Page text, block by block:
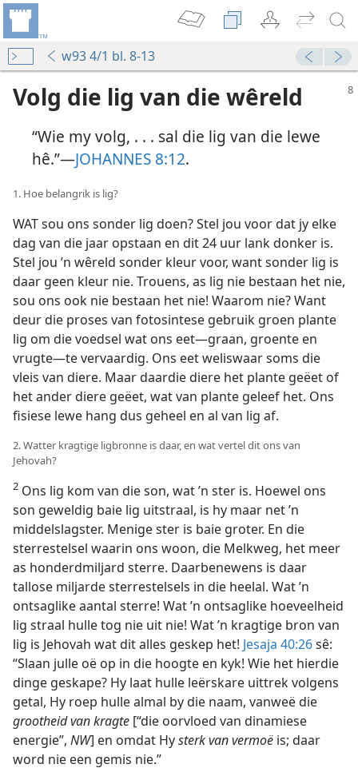
w93 4/1 bl. 8-13
Volg die lig van die wêreld
“Wie my volg, . . . sal die lig van die lewe
hê.”—JOHANNES 8:12.
1. Hoe belangrik is lig?
WAT sou ons sonder lig doen? Stel jou voor dat jy elke
dag van die jaar opstaan en dit 24 uur lank donker is.
Stel jou ’n wêreld sonder kleur voor, want sonder lig is
daar geen kleur nie. Trouens, as lig nie bestaan het nie,
sou ons ook nie bestaan het nie! Waarom nie? Want
deur die proses van fotosintese gebruik groen plante
lig om die voedsel wat ons eet—graan, groente en
vrugte—te vervaardig. Ons eet weliswaar soms die
vleis van diere. Maar daardie diere het plante geëet of
het ander diere geëet, wat van plante geleef het. Ons
fisiese lewe hang dus geheel en al van lig af.
2. Watter kragtige ligbronne is daar, en wat vertel dit ons van
Jehovah?
2 Ons lig kom van die son, wat ’n ster is. Hoewel ons
son geweldig baie lig uitstraal, is hy maar net ’n
middelslagster. Menige ster is baie groter. En die
sterrestelsel waarin ons woon, die Melkweg, het meer
as honderdmiljard sterre. Daarbenewens is daar
tallose miljarde sterrestelsels in die heelal. Wat ’n
ontsaglike aantal sterre! Wat ’n ontsaglike hoeveelheid
lig straal hulle tog nie uit nie! Wat ’n kragtige bron van
lig is Jehovah wat dit alles geskep het! Jesaja 40:26sê:
“Slaan julle oë op in die hoogte en kyk! Wie het hierdie
dinge geskape? Hy laat hulle leërskare uittrek volgens
getal, Hy roep hulle almal by die naam, vanweë die
grootheid van kragte [“die oorvloed van dinamiese
energie”, NW] en omdat Hysterk van vermoë is; daar
word nie een gemis nie.”